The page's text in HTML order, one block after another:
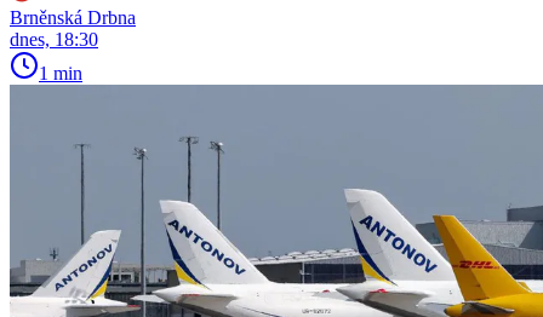
Brněnská Drbna
dnes, 18:30
1 min